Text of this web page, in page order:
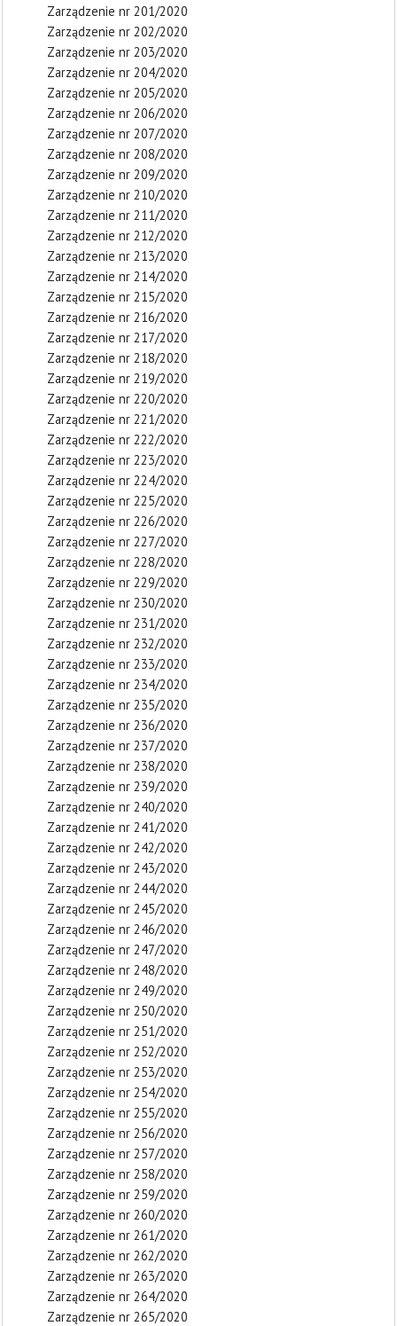
Zarządzenie nr 201/2020
Zarządzenie nr 202/2020
Zarządzenie nr 203/2020
Zarządzenie nr 204/2020
Zarządzenie nr 205/2020
Zarządzenie nr 206/2020
Zarządzenie nr 207/2020
Zarządzenie nr 208/2020
Zarządzenie nr 209/2020
Zarządzenie nr 210/2020
Zarządzenie nr 211/2020
Zarządzenie nr 212/2020
Zarządzenie nr 213/2020
Zarządzenie nr 214/2020
Zarządzenie nr 215/2020
Zarządzenie nr 216/2020
Zarządzenie nr 217/2020
Zarządzenie nr 218/2020
Zarządzenie nr 219/2020
Zarządzenie nr 220/2020
Zarządzenie nr 221/2020
Zarządzenie nr 222/2020
Zarządzenie nr 223/2020
Zarządzenie nr 224/2020
Zarządzenie nr 225/2020
Zarządzenie nr 226/2020
Zarządzenie nr 227/2020
Zarządzenie nr 228/2020
Zarządzenie nr 229/2020
Zarządzenie nr 230/2020
Zarządzenie nr 231/2020
Zarządzenie nr 232/2020
Zarządzenie nr 233/2020
Zarządzenie nr 234/2020
Zarządzenie nr 235/2020
Zarządzenie nr 236/2020
Zarządzenie nr 237/2020
Zarządzenie nr 238/2020
Zarządzenie nr 239/2020
Zarządzenie nr 240/2020
Zarządzenie nr 241/2020
Zarządzenie nr 242/2020
Zarządzenie nr 243/2020
Zarządzenie nr 244/2020
Zarządzenie nr 245/2020
Zarządzenie nr 246/2020
Zarządzenie nr 247/2020
Zarządzenie nr 248/2020
Zarządzenie nr 249/2020
Zarządzenie nr 250/2020
Zarządzenie nr 251/2020
Zarządzenie nr 252/2020
Zarządzenie nr 253/2020
Zarządzenie nr 254/2020
Zarządzenie nr 255/2020
Zarządzenie nr 256/2020
Zarządzenie nr 257/2020
Zarządzenie nr 258/2020
Zarządzenie nr 259/2020
Zarządzenie nr 260/2020
Zarządzenie nr 261/2020
Zarządzenie nr 262/2020
Zarządzenie nr 263/2020
Zarządzenie nr 264/2020
Zarządzenie nr 265/2020